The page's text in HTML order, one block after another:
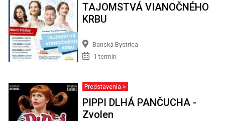
TAJOMSTVÁ VIANOČNÉHO
KRBU
Banská Bystrica
1 termín
Predstavenia >
PIPPI DLHÁ PANČUCHA -
Zvolen